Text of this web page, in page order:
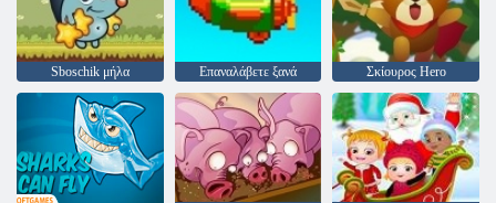
Sboschik μήλα Επαναλάβετε ξανά Σκίουρος Hero